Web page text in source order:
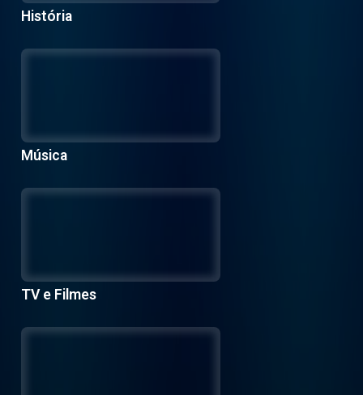
História
Música
TV e Filmes